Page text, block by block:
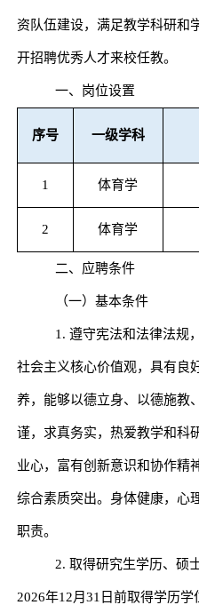
资队伍建设，满足教学科研和
开招聘优秀人才来校任教。
一、岗位设置
序号 一级学科
1 体育学
2 体育学
二、应聘条件
（一）基本条件
1. 遵守宪法和法律法规
社会主义核心价值观，具有良
养，能够以德立身、以德施教
谨，求真务实，热爱教学和科
业心，富有创新意识和协作精
综合素质突出。身体健康，心
职责。
2. 取得研究生学历、硕
2026年12月31 日前取得学历学